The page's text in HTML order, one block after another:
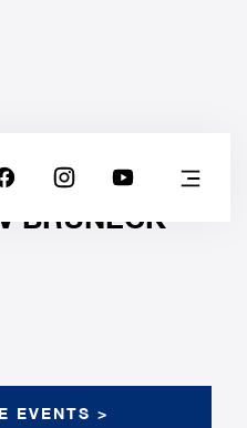
BRUNECK
EVENTS >